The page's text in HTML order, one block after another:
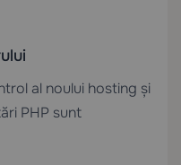
al noului hosting și
PHP sunt